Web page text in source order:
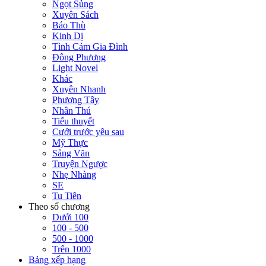
Ngọt Sủng
Xuyên Sách
Báo Thù
Kinh Dị
Tình Cảm Gia Đình
Đông Phương
Light Novel
Khác
Xuyên Nhanh
Phương Tây
Nhân Thú
Tiểu thuyết
Cưới trước yêu sau
Mỹ Thực
Sảng Văn
Truyện Ngược
Nhẹ Nhàng
SE
Tu Tiên
Theo số chương
Dưới 100
100 - 500
500 - 1000
Trên 1000
Bảng xếp hạng